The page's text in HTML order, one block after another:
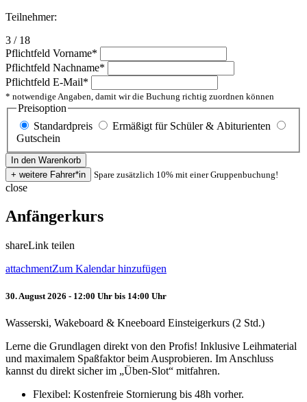
Teilnehmer:
3 / 18
Pflichtfeld Vorname*
Pflichtfeld Nachname*
Pflichtfeld E-Mail*
* notwendige Angaben, damit wir die Buchung richtig zuordnen können
Preisoption
Standardpreis
Ermäßigt für Schüler & Abiturienten
Gutschein
Spare zusätzlich 10% mit einer Gruppenbuchung!
close
Anfängerkurs
shareLink teilen
attachmentZum Kalendar hinzufügen
30. August 2026 - 12:00 Uhr bis 14:00 Uhr
Wasserski, Wakeboard & Kneeboard Einsteigerkurs (2 Std.)
Lerne die Grundlagen direkt von den Profis! Inklusive Leihmaterial
und maximalem Spaßfaktor beim Ausprobieren. Im Anschluss
kannst du direkt sicher im „Üben-Slot“ mitfahren.
Flexibel: Kostenfreie Stornierung bis 48h vorher.